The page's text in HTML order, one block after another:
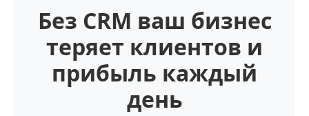
Без CRM ваш бизнес
теряет клиентов и
прибыль каждый
день